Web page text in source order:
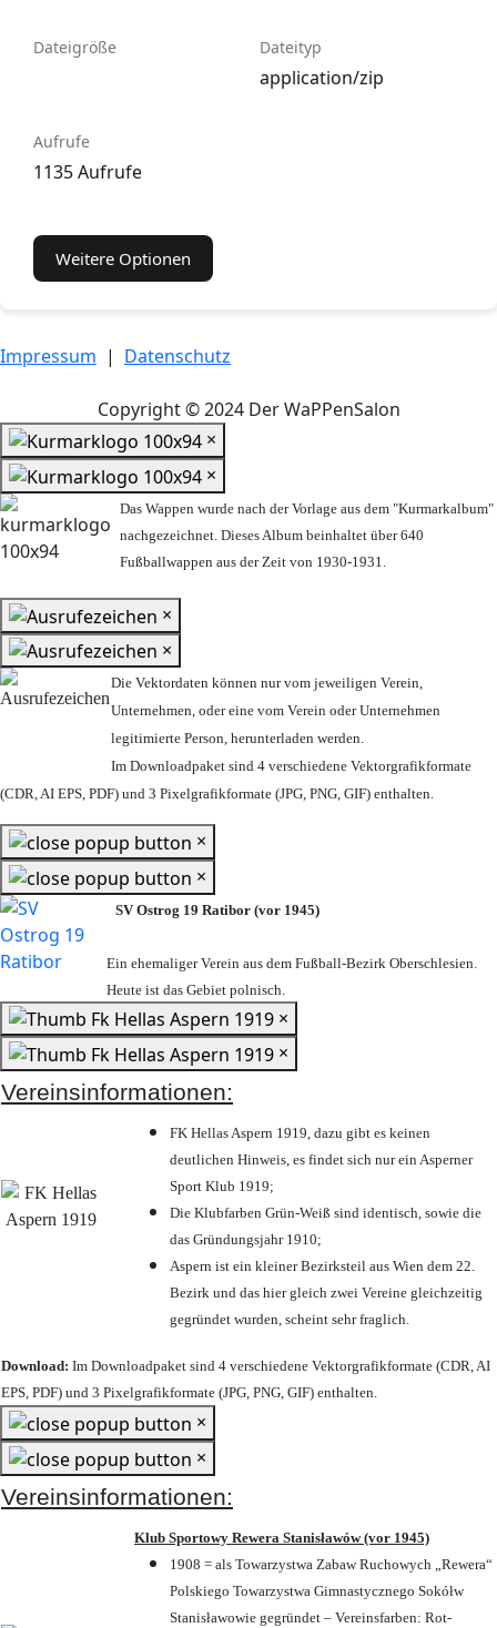
Dateigröße Dateityp
application/zip
Aufrufe
1135 Aufrufe
Weitere Optionen
Impressum | Datenschutz
Copyright © 2024 Der WaPPenSalon
×
×
Das Wappen wurde nach der Vorlage aus dem "Kurmarkalbum"
nachgezeichnet. Dieses Album beinhaltet über 640
Fußballwappen aus der Zeit von 1930-1931.
×
×
Die Vektordaten können nur vom jeweiligen Verein,
Unternehmen, oder eine vom Verein oder Unternehmen
legitimierte Person, herunterladen werden.
Im Downloadpaket sind 4 verschiedene Vektorgrafikformate
(CDR, AI EPS, PDF) und 3 Pixelgrafikformate (JPG, PNG, GIF) enthalten.
×
×
SV Ostrog 19 Ratibor (vor 1945)
Ein ehemaliger Verein aus dem Fußball-Bezirk Oberschlesien.
Heute ist das Gebiet polnisch.
×
×
Vereinsinformationen:
FK Hellas Aspern 1919, dazu gibt es keinen
deutlichen Hinweis, es findet sich nur ein Asperner
Sport Klub 1919;
Die Klubfarben Grün-Weiß sind identisch, sowie die
das Gründungsjahr 1910;
Aspern ist ein kleiner Bezirksteil aus Wien dem 22.
Bezirk und das hier gleich zwei Vereine gleichzeitig
gegründet wurden, scheint sehr fraglich.
Download: Im Downloadpaket sind 4 verschiedene Vektorgrafikformate (CDR, AI
EPS, PDF) und 3 Pixelgrafikformate (JPG, PNG, GIF) enthalten.
×
×
Vereinsinformationen:
Klub Sportowy Rewera Stanisławów (vor 1945)
1908 = als Towarzystwa Zabaw Ruchowych „Rewera“
Polskiego Towarzystwa Gimnastycznego Sokółw
Stanisławowie gegründet – Vereinsfarben: Rot-